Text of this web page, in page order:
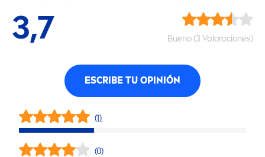
3,7 Bueno (3 Valoraciones)
ESCRIBE TU OPINIÓN
(1)
(0)